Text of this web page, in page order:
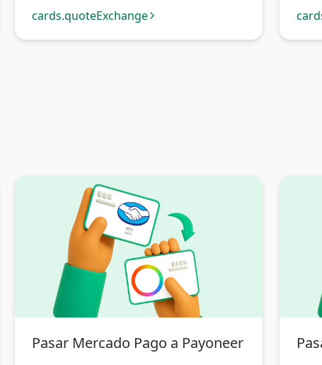
cards.quoteExchange arrow_forward_ios
Pasar Mercado Pago a Payoneer